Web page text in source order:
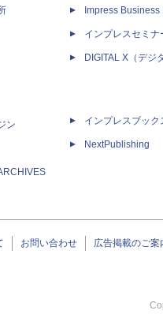
ン
Impress Business
インプレスセミナ
DIGITAL X（デジ
インプレスブック
NextPublishing
お問い合わせ 広告掲載のご案